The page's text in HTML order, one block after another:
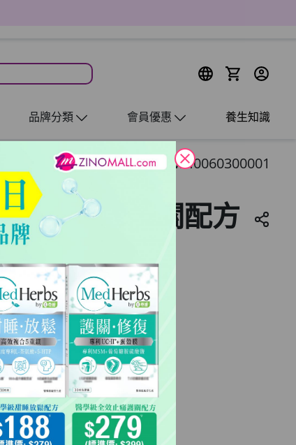
品牌分類 會員優惠 養生知識
MH0060300001
效止痛護關配方
等於買 12 送 1 可混款）
close